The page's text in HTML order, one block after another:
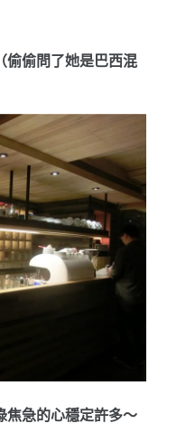
偷偷問了她是巴西混
焦急的心穩定許多～